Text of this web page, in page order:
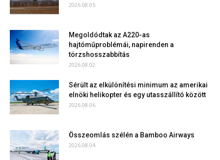
2026.08.05.
Megoldódtak az A220-as
hajtóműproblémái, napirenden a
törzshosszabbítás
2026.08.02.
Sérült az elkülönítési minimum az amerikai
elnöki helikopter és egy utasszállító között
2026.08.06.
Összeomlás szélén a Bamboo Airways
2026.08.04.